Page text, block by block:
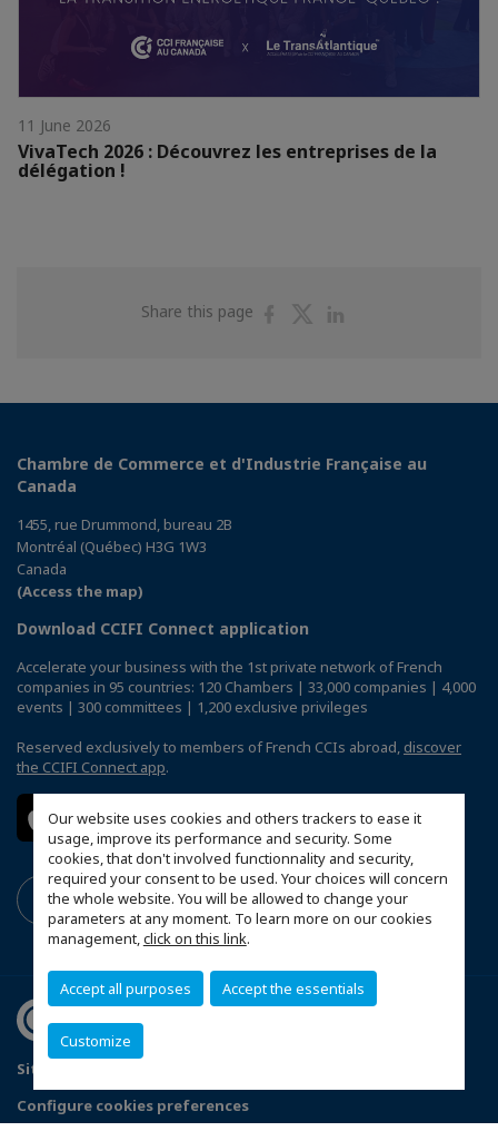
Our website uses cookies and others trackers to ease it
usage, improve its performance and security. Some
cookies, that don't involved functionnality and security,
required your consent to be used. Your choices will concern
the whole website. You will be allowed to change your
parameters at any moment. To learn more on our cookies
management,click on this link.
Accept all purposes Accept the essentials
Customize
11 June 2026
VivaTech 2026 : Découvrez les entreprises de la
délégation !
Share this page
ShareShare
Chambre de Commerce et d'Industrie Française au
Canada
1455, rue Drummond, bureau 2B
Montréal (Québec) H3G 1W3
Canada
(Access the map)
Download CCIFI Connect application
Accelerate your business with the 1st private network of French
companies in 95 countries: 120 Chambers | 33,000 companies | 4,000
events | 300 committees | 1,200 exclusive privileges
Reserved exclusively to members of French CCIs abroad, discover
the CCIFI Connect app.
Sitemap
Configure cookies preferences